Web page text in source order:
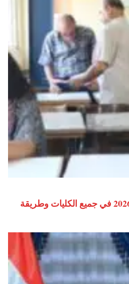
نتيجة اختبارات القدرات 2026 في جميع الكليات وطريقة